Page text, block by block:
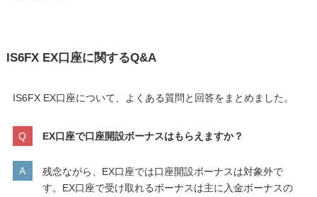
IS6FX EX口座に関するQ&A
IS6FX EX口座について、よくある質問と回答をまとめました。
EX口座で口座開設ボーナスはもらえますか？
残念ながら、EX口座では口座開設ボーナスは対象外で
す。EX口座で受け取れるボーナスは主に入金ボーナスの